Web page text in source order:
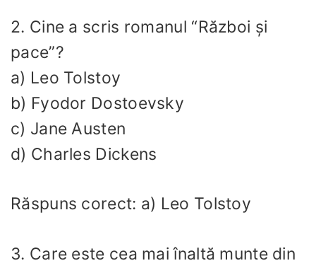
2. Cine a scris romanul “Război și
pace”?
a) Leo Tolstoy
b) Fyodor Dostoevsky
c) Jane Austen
d) Charles Dickens
Răspuns corect: a) Leo Tolstoy
3. Care este cea mai înaltă munte din